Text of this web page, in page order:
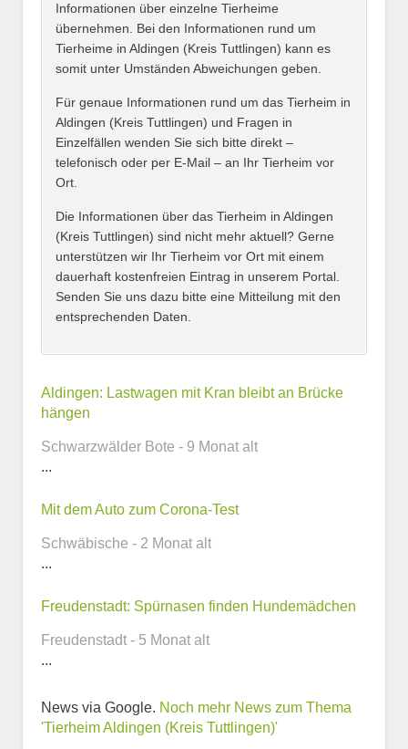
Name des Tierheims*
Telefonnummer
Weitere Informationen
zum Tierheim
Informationen über einzelne Tierheime
übernehmen. Bei den Informationen rund um
Tierheime in Aldingen (Kreis Tuttlingen) kann es
somit unter Umständen Abweichungen geben.
Für genaue Informationen rund um das Tierheim in
Aldingen (Kreis Tuttlingen) und Fragen in
Einzelfällen wenden Sie sich bitte direkt –
telefonisch oder per E-Mail – an Ihr Tierheim vor
Ort.
Die Informationen über das Tierheim in Aldingen
(Kreis Tuttlingen) sind nicht mehr aktuell? Gerne
unterstützen wir Ihr Tierheim vor Ort mit einem
dauerhaft kostenfreien Eintrag in unserem Portal.
Senden Sie uns dazu bitte eine Mitteilung mit den
entsprechenden Daten.
Aldingen: Lastwagen mit Kran bleibt an Brücke
hängen
Schwarzwälder Bote - 9 Monat alt
...
Mit dem Auto zum Corona-Test
Schwäbische - 2 Monat alt
...
Freudenstadt: Spürnasen finden Hundemädchen
Freudenstadt - 5 Monat alt
...
News via Google. Noch mehr News zum Thema
'Tierheim Aldingen (Kreis Tuttlingen)'